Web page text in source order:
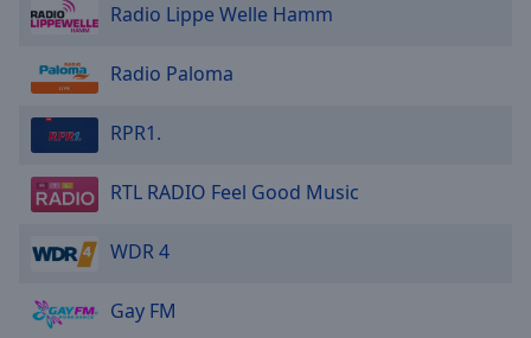
Radio Lippe Welle Hamm
Radio Paloma
RPR1.
RTL RADIO Feel Good Music
WDR 4
Gay FM